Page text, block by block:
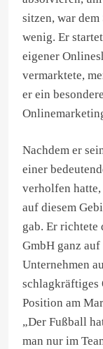
sitzen, war
wenig. Er
eigener
vermarktete,
er ein
Nachdem er
einer
verholfen hatte,
auf diesem
gab. Er richtete
GmbH ganz
Unternehmen
schlagkräftiges
Position am
„Der Fußball
man nur im